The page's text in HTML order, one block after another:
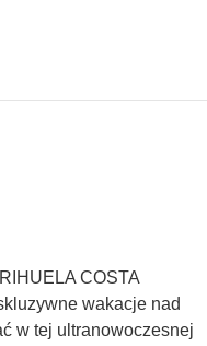
COSTA
wakacje nad
w tej ultranowoczesnej